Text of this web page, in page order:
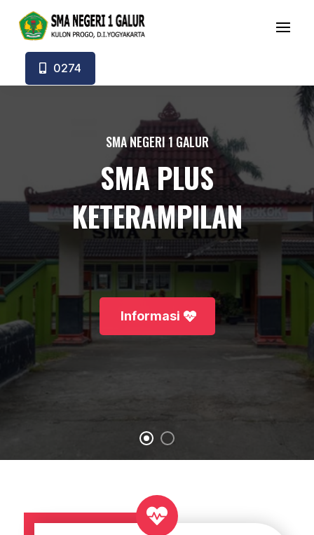
0274
SMA NEGERI 1 GALUR
SMA PLUS
KETERAMPILAN
Informasi
